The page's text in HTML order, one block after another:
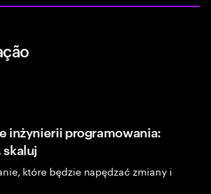
inżynierii programowania:
skaluj
które będzie napędzać zmiany i